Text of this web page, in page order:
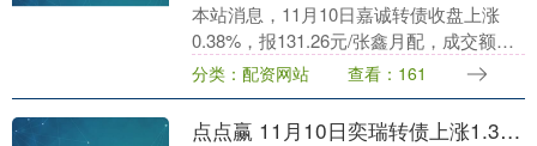
本站消息，11月10日嘉诚转债收盘上涨
0.38%，报131.26元/张鑫月配，成交额
5442.59万元，转股溢价率21.08%。 资料
显示，嘉诚转债信用级别为“....
分类：配资网站 查看：161
点点赢 11月10日奕瑞转债上涨1.33%，转股溢价率45.76%